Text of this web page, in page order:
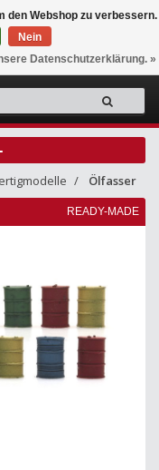
0
Ölfasser
READY-MADE
den Webshop zu verbessern.
Nein
Datenschutzerklärung. »